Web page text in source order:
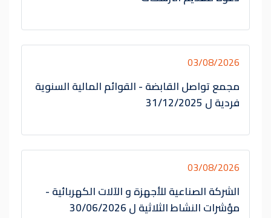
03/08/2026
مجمع تواصل القابضة - القوائم المالية السنوية
فردية ل 31/12/2025
03/08/2026
الشركة الصناعية للأجهزة و الآلات الكهربائية -
مؤشرات النشاط الثلاثية ل 30/06/2026